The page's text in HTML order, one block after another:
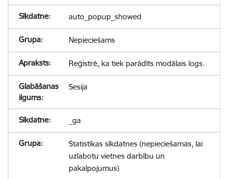
auto_popup_showed
Nepieciešams
Reģistrē, ka tiek parādīts modālais logs.
Sesija
_ga
Statistikas sīkdatnes (nepieciešamas, lai
uzlabotu vietnes darbību un
pakalpojumus)